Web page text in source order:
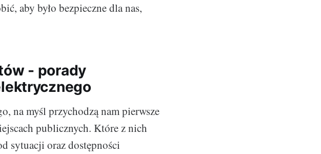
aby było bezpieczne dla nas,
- porady
na myśl przychodzą nam pierwsze
publicznych. Które z nich
sytuacji oraz dostępności